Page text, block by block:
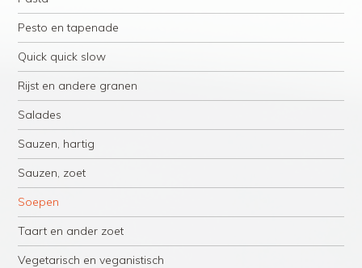
Pesto en tapenade
Quick quick slow
Rijst en andere granen
Salades
Sauzen, hartig
Sauzen, zoet
Soepen
Taart en ander zoet
Vegetarisch en veganistisch